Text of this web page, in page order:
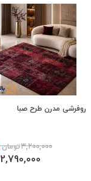
روفرشی مدرن طرح صبا
3,200,000تومان
2,790,000